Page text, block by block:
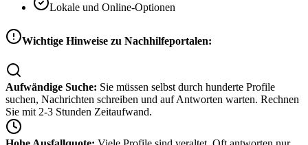
Lokale und Online-Optionen
Wichtige Hinweise zu Nachhilfeportalen:
Aufwändige Suche: Sie müssen selbst durch hunderte Profile
suchen, Nachrichten schreiben und auf Antworten warten. Rechnen
Sie mit 2-3 Stunden Zeitaufwand.